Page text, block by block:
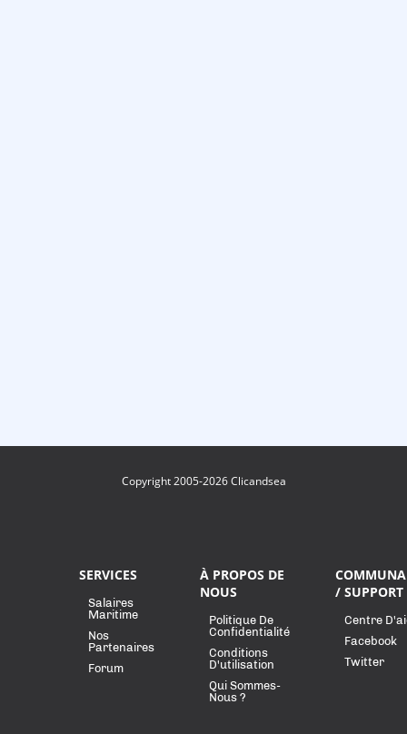
Copyright 2005-2026 Clicandsea
SERVICES
Salaires
Maritime
Nos
Partenaires
Forum
À PROPOS DE
NOUS
Politique De
Confidentialité
Conditions
D'utilisation
Qui Sommes-
Nous ?
/ SUPPORT
Centre
Facebook
Twitter